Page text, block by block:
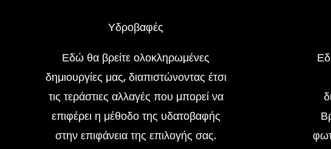
Υδροβαφές
Εδώ θα βρείτε ολοκληρωμένες
δημιουργίες μας, διαπιστώνοντας έτσι
τις τεράστιες αλλαγές που μπορεί να
επιφέρει η μέθοδο της υδατοβαφής
στην επιφάνεια της επιλογής σας.